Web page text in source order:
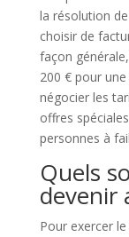
la résolution
choisir de
façon
200 € pour
négocier les
offres
personnes à
Quels
devenir
Pour exercer